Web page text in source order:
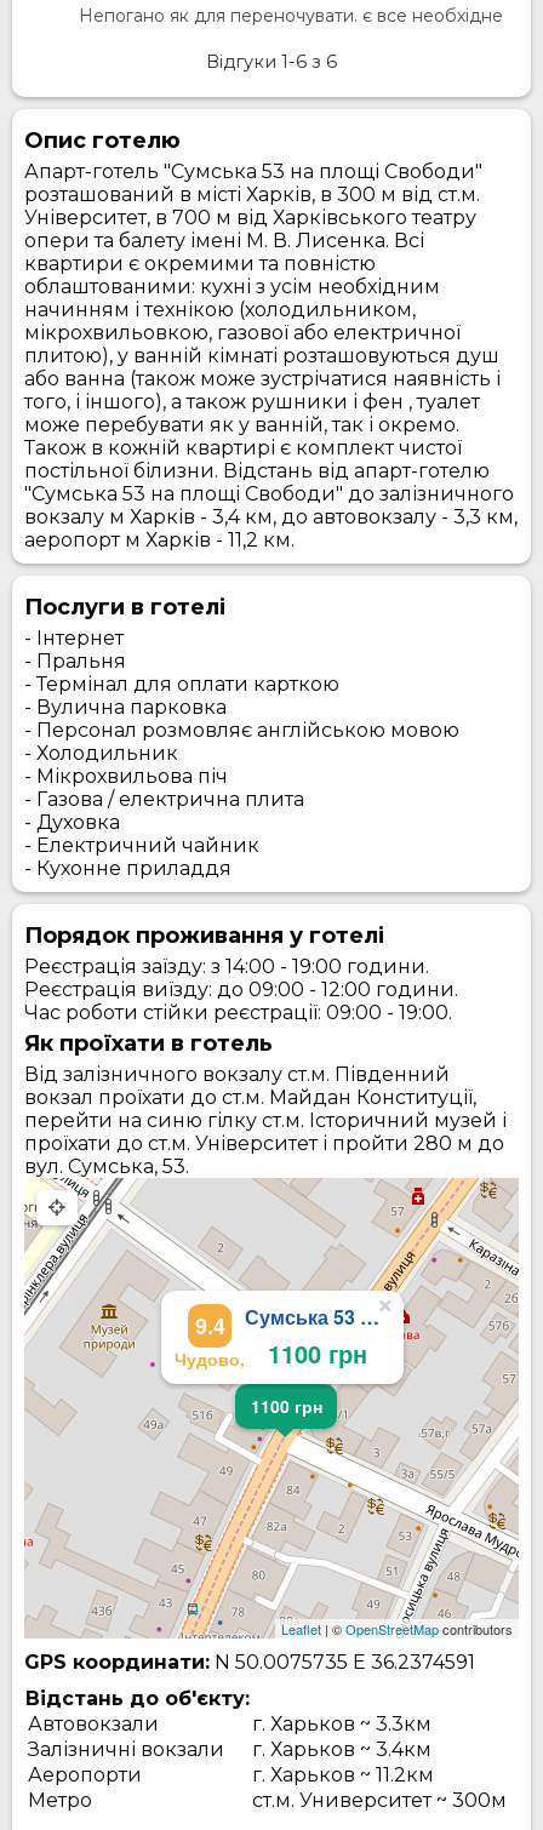
Непогано як для переночувати. є все необхідне
Відгуки 1-6 з 6
Опис готелю
Апарт-готель "Сумська 53 на площі Свободи"
розташований в місті Харків, в 300 м від ст.м.
Університет, в 700 м від Харківського театру
опери та балету імені М. В. Лисенка. Всі
квартири є окремими та повністю
облаштованими: кухні з усім необхідним
начинням і технікою (холодильником,
мікрохвильовкою, газової або електричної
плитою), у ванній кімнаті розташовуються душ
або ванна (також може зустрічатися наявність і
того, і іншого), а також рушники і фен , туалет
може перебувати як у ванній, так і окремо.
Також в кожній квартирі є комплект чистої
постільної білизни. Відстань від апарт-готелю
"Сумська 53 на площі Свободи" до залізничного
вокзалу м Харків - 3,4 км, до автовокзалу - 3,3 км,
аеропорт м Харків - 11,2 км.
Послуги в готелі
- Інтернет
- Пральня
- Термінал для оплати карткою
- Вулична парковка
- Персонал розмовляє англійською мовою
- Холодильник
- Мікрохвильова піч
- Газова / електрична плита
- Духовка
- Електричний чайник
- Кухонне приладдя
Порядок проживання у готелі
Реєстрація заїзду: з 14:00 - 19:00 години.
Реєстрація виїзду: до 09:00 - 12:00 години.
Час роботи стійки реєстрації: 09:00 - 19:00.
Як проїхати в готель
Від залізничного вокзалу ст.м. Південний
вокзал проїхати до ст.м. Майдан Конституції,
перейти на синю гілку ст.м. Історичний музей і
проїхати до ст.м. Університет і пройти 280 м до
вул. Сумська, 53.
1100 грн
Чудово,
9.4 Сумська 53 на площі Свободи
1100 грн
×
Leaflet | ©OpenStreetMapcontributors
GPS координати: N 50.0075735 E 36.2374591
Відстань до об'єкту:
Автовокзали
г. Харьков ~ 3.3км
Залізничні вокзали
г. Харьков ~ 3.4км
Аеропорти
г. Харьков ~ 11.2км
Метро
ст.м. Университет ~ 300м